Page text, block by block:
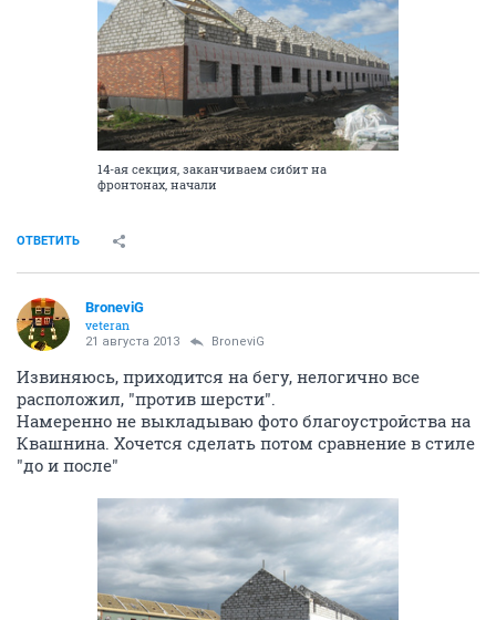
14-ая секция, заканчиваем сибит на
фронтонах, начали
ОТВЕТИТЬ
BroneviG
veteran
21 августа 2013 BroneviG
Извиняюсь, приходится на бегу, нелогично все
расположил, "против шерсти".
Намеренно не выкладываю фото благоустройства на
Квашнина. Хочется сделать потом сравнение в стиле
"до и после"